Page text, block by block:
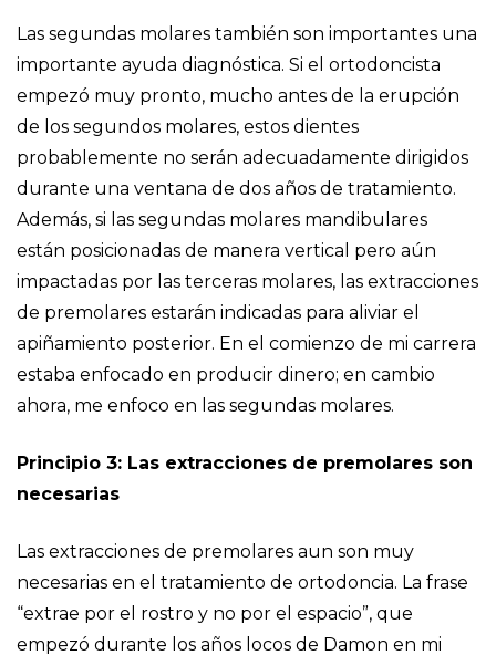
Las segundas molares también son importantes una
importante ayuda diagnóstica. Si el ortodoncista
empezó muy pronto, mucho antes de la erupción
de los segundos molares, estos dientes
probablemente no serán adecuadamente dirigidos
durante una ventana de dos años de tratamiento.
Además, si las segundas molares mandibulares
están posicionadas de manera vertical pero aún
impactadas por las terceras molares, las extracciones
de premolares estarán indicadas para aliviar el
apiñamiento posterior. En el comienzo de mi carrera
estaba enfocado en producir dinero; en cambio
ahora, me enfoco en las segundas molares.
Principio 3: Las extracciones de premolares son
necesarias
Las extracciones de premolares aun son muy
necesarias en el tratamiento de ortodoncia. La frase
“extrae por el rostro y no por el espacio”, que
empezó durante los años locos de Damon en mi